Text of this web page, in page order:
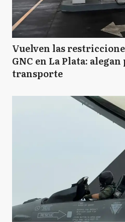
Vuelven las
GNC en La Plata:
transporte